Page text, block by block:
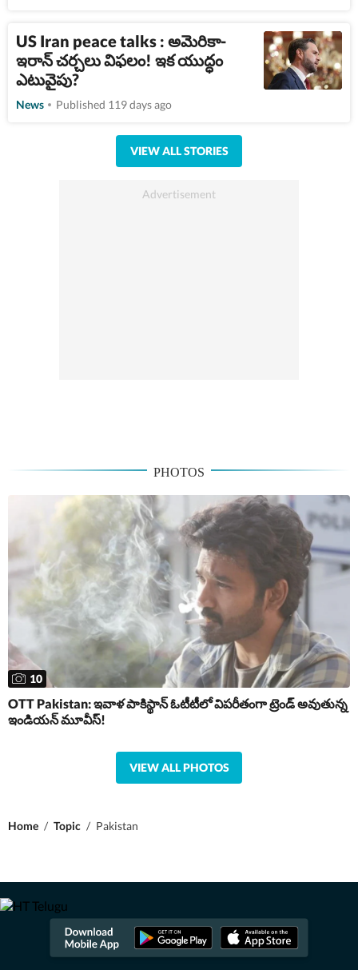
US Iran peace talks : అమెరికా-
ఇరాన్ చర్చలు విఫలం! ఇక యుద్ధం
ఎటువైపు?
News Published 119 days ago
VIEW ALL STORIES
PHOTOS
10
OTT Pakistan: ఇవాళ పాకిస్థాన్ ఓటీటీలో విపరీతంగా ట్రెండ్ అవుతున్న
ఇండియన్ మూవీస్!
VIEW ALL PHOTOS
Home / Topic / Pakistan